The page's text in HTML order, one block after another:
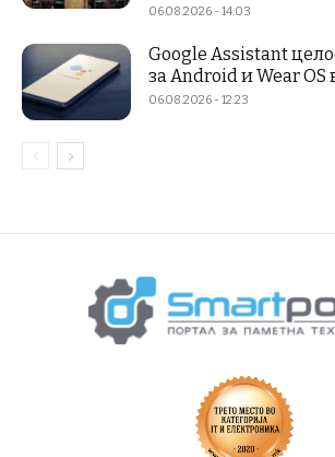
06.08.2026 - 14:03
Google Assistant
за Android и Wear OS
06.08.2026 - 12:23